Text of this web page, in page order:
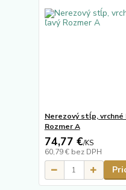
Nerezový stĺp,
Rozmer A
74,77 €/KS
60,79 € bez DPH